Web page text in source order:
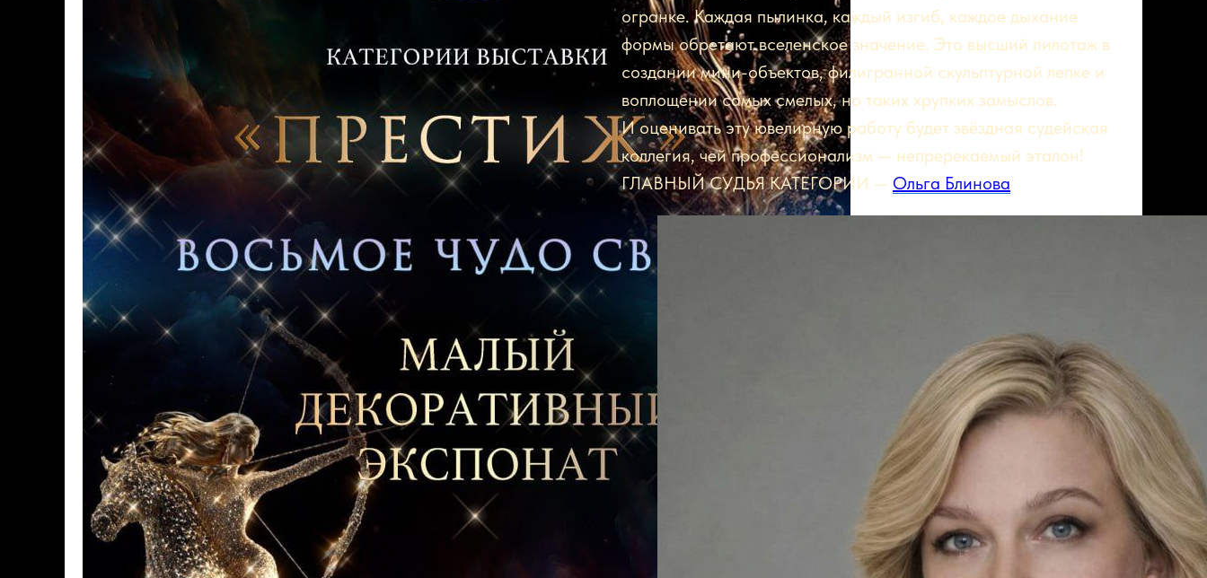
огранке. Каждая пылинка, каждый изгиб, каждое дыхание
формы обретают вселенское значение. Это высший пилотаж в
создании мини-объектов, филигранной скульптурной лепке и
воплощении самых смелых, но таких хрупких замыслов.
И оценивать эту ювелирную работу будет звёздная судейская
коллегия, чей профессионализм — непререкаемый эталон!
ГЛАВНЫЙ СУДЬЯ КАТЕГОРИИ — Ольга Блинова